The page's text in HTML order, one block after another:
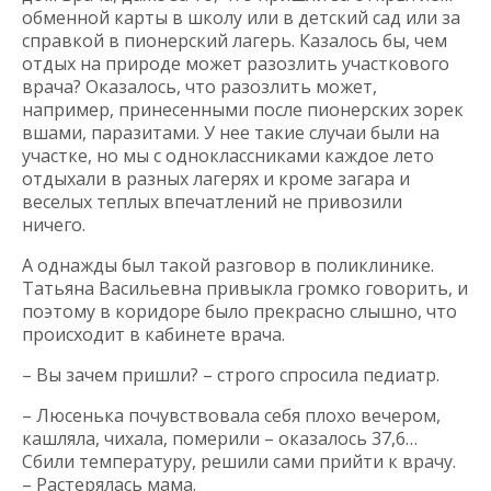
обменной карты в школу или в детский сад или за
справкой в пионерский лагерь. Казалось бы, чем
отдых на природе может разозлить участкового
врача? Оказалось, что разозлить может,
например, принесенными после пионерских зорек
вшами, паразитами. У нее такие случаи были на
участке, но мы с одноклассниками каждое лето
отдыхали в разных лагерях и кроме загара и
веселых теплых впечатлений не привозили
ничего.
А однажды был такой разговор в поликлинике.
Татьяна Васильевна привыкла громко говорить, и
поэтому в коридоре было прекрасно слышно, что
происходит в кабинете врача.
– Вы зачем пришли? – строго спросила педиатр.
– Люсенька почувствовала себя плохо вечером,
кашляла, чихала, померили – оказалось 37,6…
Сбили температуру, решили сами прийти к врачу.
– Растерялась мама.